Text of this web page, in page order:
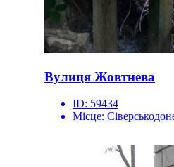
Вулиця Жовтнева
ID: 59434
Місце: